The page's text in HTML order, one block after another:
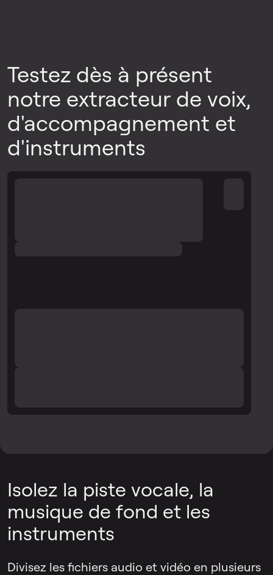
Testez dès à présent
notre extracteur de voix,
d'accompagnement et
d'instruments
Isolez la piste vocale, la
musique de fond et les
instruments
Divisez les fichiers audio et vidéo en plusieurs